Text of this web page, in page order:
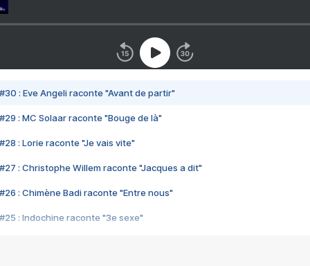
#30 : Eve Angeli raconte "Avant de partir"
#29 : MC Solaar raconte "Bouge de là"
#28 : Lorie raconte "Je vais vite"
#27 : Christophe Willem raconte "Jacques a dit"
#26 : Chimène Badi raconte "Entre nous"
#25 : Indochine raconte "3e sexe"